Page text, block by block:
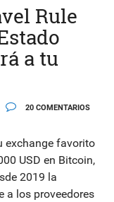
Rule
a tu
20 COMENTARIOS
exchange favorito
USD en Bitcoin,
2019 la
a los proveedores